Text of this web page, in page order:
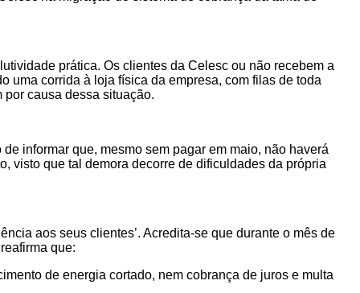
prática. Os clientes da Celesc ou não recebem a
uma corrida à loja física da empresa, com filas de toda
causa dessa situação.
informar que, mesmo sem pagar em maio, não haverá
visto que tal demora decorre de dificuldades da própria
aos seus clientes’. Acredita-se que durante o mês de
que:
de energia cortado, nem cobrança de juros e multa